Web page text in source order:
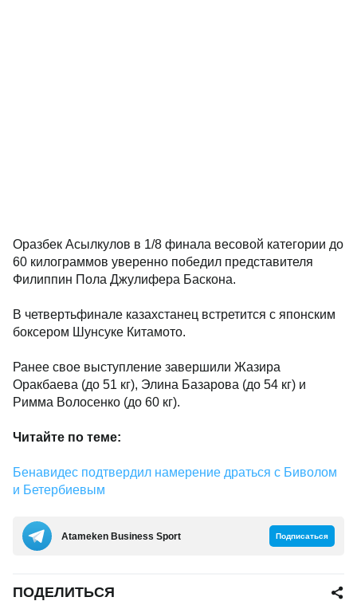
Оразбек Асылкулов в 1/8 финала весовой категории до
60 килограммов уверенно победил представителя
Филиппин Пола Джулифера Баскона.
В четвертьфинале казахстанец встретится с японским
боксером Шунсуке Китамото.
Ранее свое выступление завершили Жазира
Оракбаева (до 51 кг), Элина Базарова (до 54 кг) и
Римма Волосенко (до 60 кг).
Читайте по теме:
Бенавидес подтвердил намерение драться с Биволом
и Бетербиевым
Аtameken Business Sport Подписаться
ПОДЕЛИТЬСЯ